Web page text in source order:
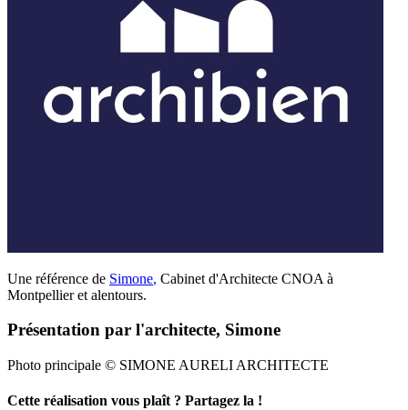
Une référence de Simone, Cabinet d'Architecte CNOA à
Montpellier et alentours.
Présentation par l'architecte, Simone
Photo principale © SIMONE AURELI ARCHITECTE
Cette réalisation vous plaît ? Partagez la !